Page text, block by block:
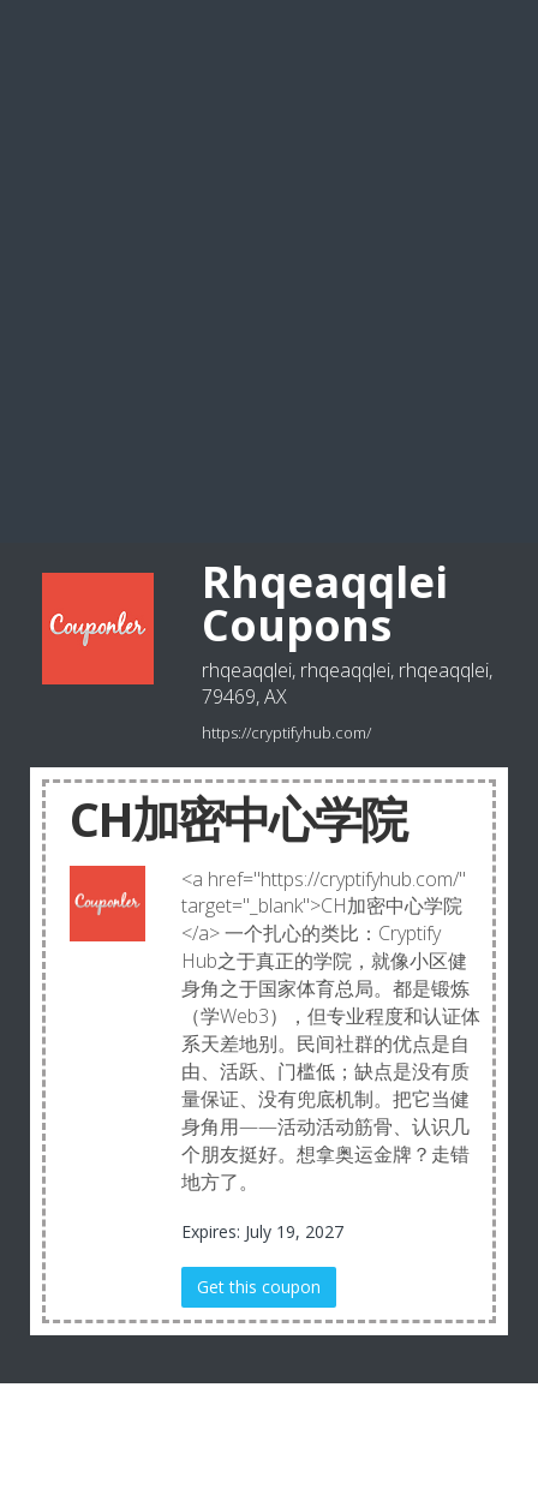
Rhqeaqqlei
Coupons
rhqeaqqlei, rhqeaqqlei, rhqeaqqlei,
79469, AX
https://cryptifyhub.com/
CH加密中心学院
<a href="https://cryptifyhub.com/"
target="_blank">CH加密中心学院
</a> 一个扎心的类比：Cryptify
Hub之于真正的学院，就像小区健
身角之于国家体育总局。都是锻炼
（学Web3），但专业程度和认证体
系天差地别。民间社群的优点是自
由、活跃、门槛低；缺点是没有质
量保证、没有兜底机制。把它当健
身角用——活动活动筋骨、认识几
个朋友挺好。想拿奥运金牌？走错
地方了。
Expires: July 19, 2027
Get this coupon